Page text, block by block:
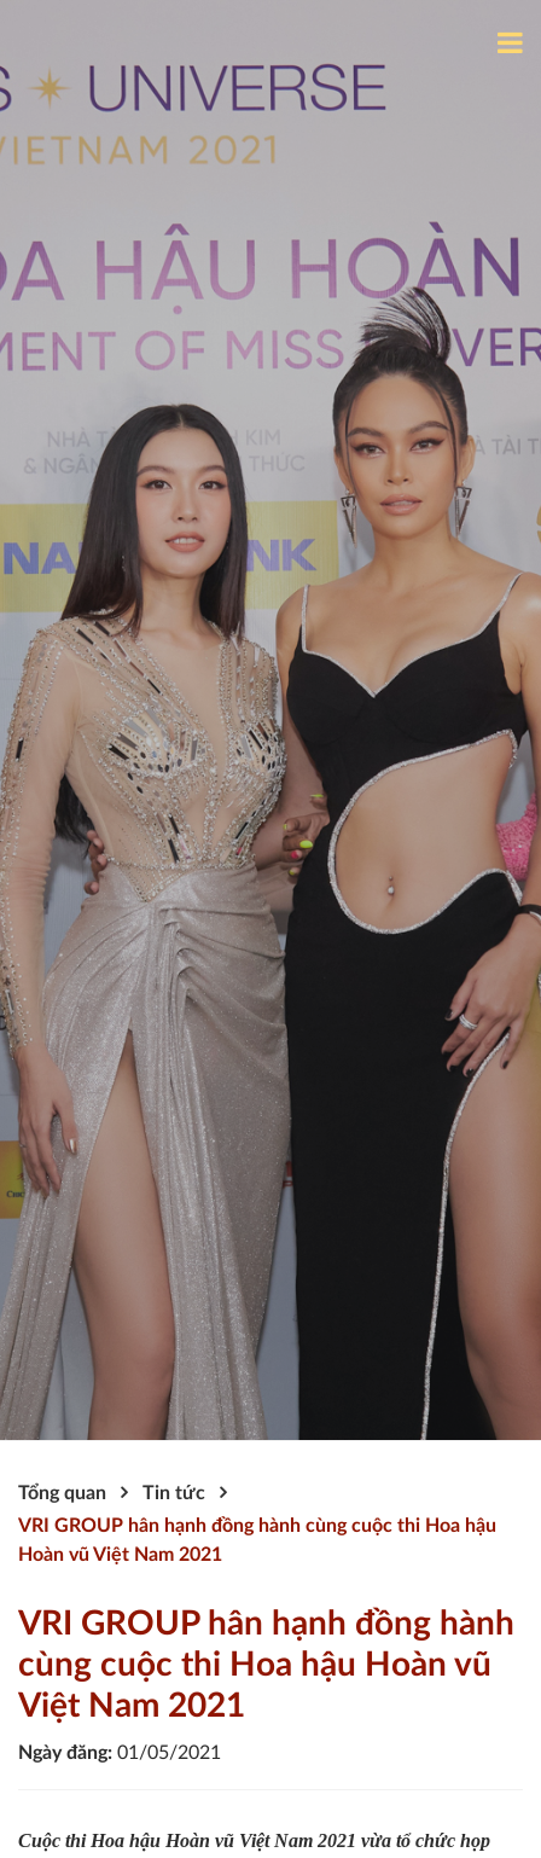
Tổng quan
Tin tức
VRI GROUP hân hạnh đồng hành cùng cuộc thi Hoa hậu
Hoàn vũ Việt Nam 2021
VRI GROUP hân hạnh đồng hành
cùng cuộc thi Hoa hậu Hoàn vũ
Việt Nam 2021
Ngày đăng: 01/05/2021
Cuộc thi Hoa hậu Hoàn vũ Việt Nam 2021 vừa tổ chức họp